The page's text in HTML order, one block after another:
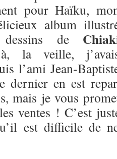
pour Haïku,
album
de
la veille,
l’ami Jean-
dernier en est
mais je vous
ventes ! C’est
est difficile de